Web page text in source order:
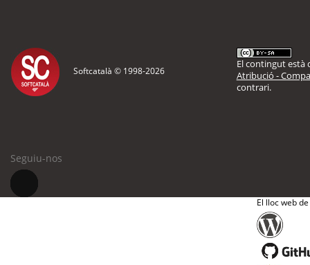
Softcatalà © 1998-2026
El contingut està
Atribució -
contrari.
Seguiu-nos
El lloc web